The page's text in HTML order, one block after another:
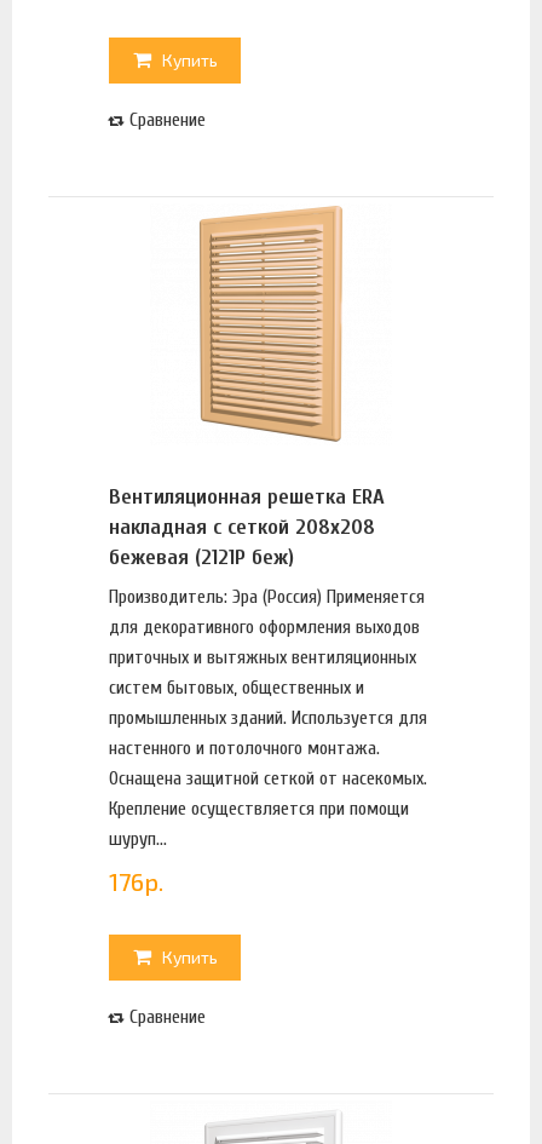
Купить
Сравнение
Вентиляционная решетка ERA
накладная с сеткой 208х208
бежевая (2121Р беж)
Производитель: Эра (Россия) Применяется
для декоративного оформления выходов
приточных и вытяжных вентиляционных
систем бытовых, общественных и
промышленных зданий. Используется для
настенного и потолочного монтажа.
Оснащена защитной сеткой от насекомых.
Крепление осуществляется при помощи
шуруп...
176р.
Купить
Сравнение